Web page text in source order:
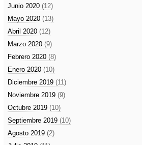
Junio 2020 (12)
Mayo 2020 (13)
Abril 2020 (12)
Marzo 2020 (9)
Febrero 2020 (8)
Enero 2020 (10)
Diciembre 2019 (11)
Noviembre 2019 (9)
Octubre 2019 (10)
Septiembre 2019 (10)
Agosto 2019 (2)